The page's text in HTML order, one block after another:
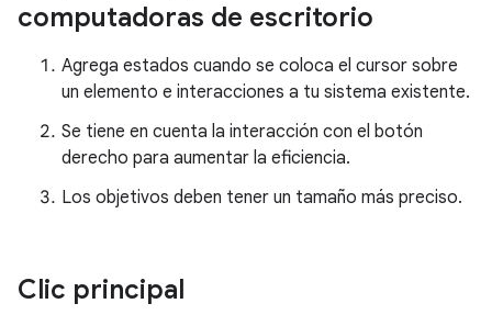
computadoras de escritorio
Agrega estados cuando se coloca el cursor sobre
un elemento e interacciones a tu sistema existente.
Se tiene en cuenta la interacción con el botón
derecho para aumentar la eficiencia.
Los objetivos deben tener un tamaño más preciso.
Clic principal